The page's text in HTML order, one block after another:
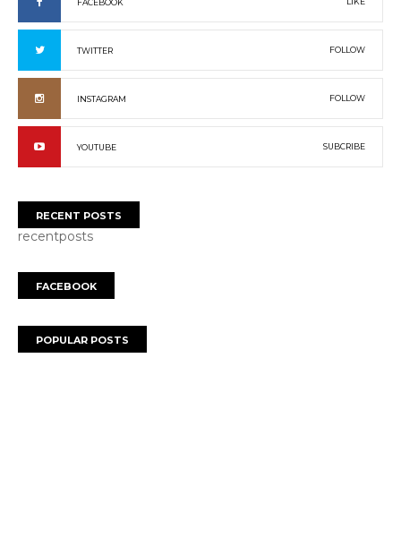
FACEBOOK
TWITTER FOLLOW
INSTAGRAM FOLLOW
YOUTUBE SUBCRIBE
RECENT POSTS
recentposts
FACEBOOK
POPULAR POSTS